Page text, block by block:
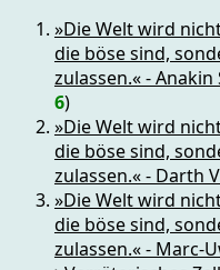
»Die Welt wird
die böse sind,
zulassen.« -
6)
»Die Welt wird
die böse sind,
zulassen.« - Darth
»Die Welt wird
die böse sind,
zulassen.« - Marc-